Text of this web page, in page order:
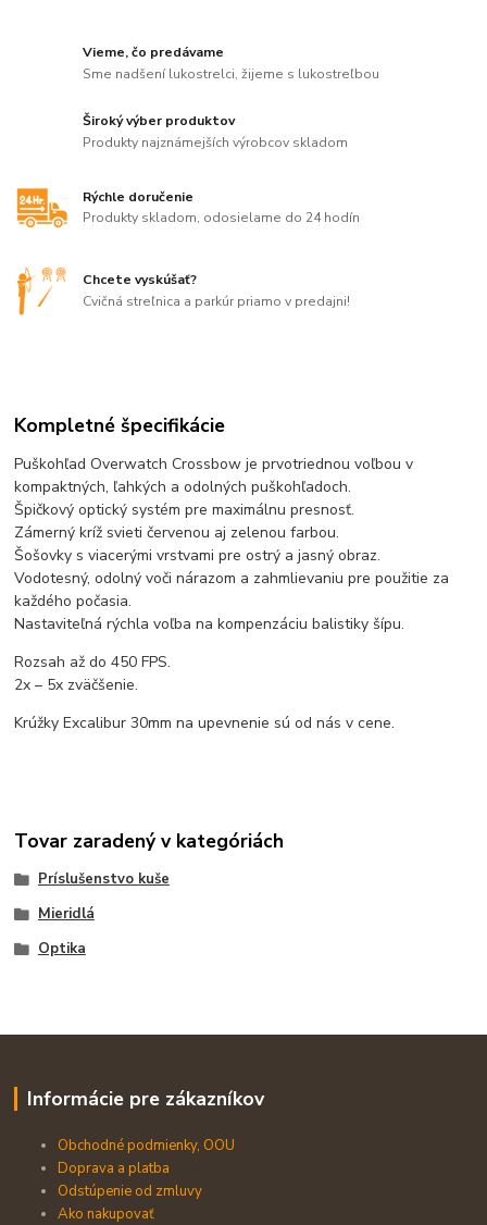
Vieme, čo predávame
Sme nadšení lukostrelci, žijeme s lukostreľbou
Široký výber produktov
Produkty najznámejších výrobcov skladom
Rýchle doručenie
Produkty skladom, odosielame do 24 hodín
Chcete vyskúšať?
Cvičná streľnica a parkúr priamo v predajni!
Kompletné špecifikácie
Puškohľad Overwatch Crossbow je prvotriednou voľbou v
kompaktných, ľahkých a odolných puškohľadoch.
Špičkový optický systém pre maximálnu presnosť.
Zámerný kríž svieti červenou aj zelenou farbou.
Šošovky s viacerými vrstvami pre ostrý a jasný obraz.
Vodotesný, odolný voči nárazom a zahmlievaniu pre použitie za
každého počasia.
Nastaviteľná rýchla voľba na kompenzáciu balistiky šípu.
Rozsah až do 450 FPS.
2x – 5x zväčšenie.
Krúžky Excalibur 30mm na upevnenie sú od nás v cene.
Tovar zaradený v kategóriách
Príslušenstvo kuše
Mieridlá
Optika
Informácie pre zákazníkov
Obchodné podmienky, OOU
Doprava a platba
Odstúpenie od zmluvy
Ako nakupovať